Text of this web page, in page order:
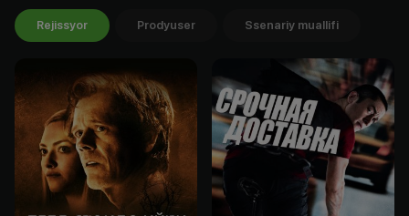
Rejissyor Prodyuser Ssenariy muallifi